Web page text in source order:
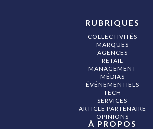
RUBRIQUES
COLLECTIVITÉS
MARQUES
AGENCES
RETAIL
MANAGEMENT
MÉDIAS
ÉVÉNEMENTIELS
TECH
SERVICES
ARTICLE PARTENAIRE
OPINIONS
À PROPOS